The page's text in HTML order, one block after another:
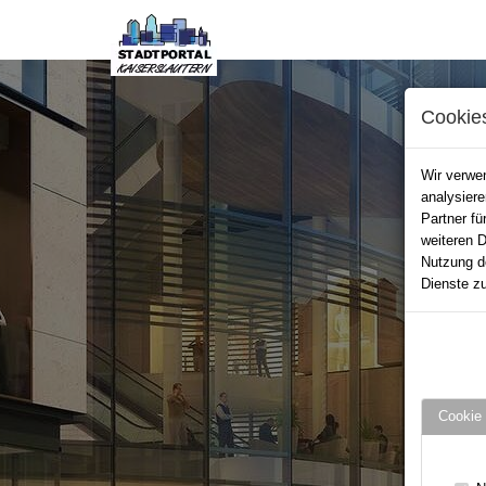
Wir
Partner
weiteren
Nutzung
Dienste
Cookie